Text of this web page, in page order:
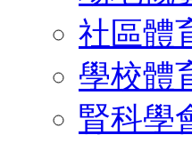
社區體
學校體
腎科學